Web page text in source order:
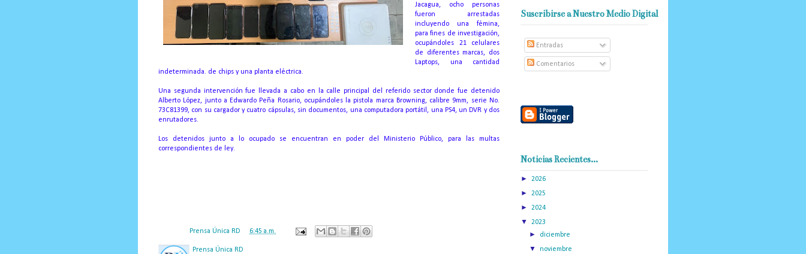
Jacagua, ocho personas
fueron arrestadas
incluyendo una fémina,
para fines de investigación,
ocupándoles 21 celulares
de diferentes marcas, dos
Laptops, una cantidad
indeterminada. de chips y una planta eléctrica.
Una segunda intervención fue llevada a cabo en la calle principal del referido sector donde fue detenido
Alberto López, junto a Edwardo Peña Rosario, ocupándoles la pistola marca Browning, calibre 9mm, serie No.
73C81399, con su cargador y cuatro cápsulas, sin documentos, una computadora portátil, una PS4, un DVR y dos
enrutadores.
Los detenidos junto a lo ocupado se encuentran en poder del Ministerio Público, para las multas
correspondientes de ley.
Prensa Única RD 6:45 a.m.
Prensa Única RD
Suscribirse a Nuestro Medio Digital
Entradas
Comentarios
Noticias Recientes...
► 2026
► 2025
► 2024
▼ 2023
► diciembre
▼noviembre